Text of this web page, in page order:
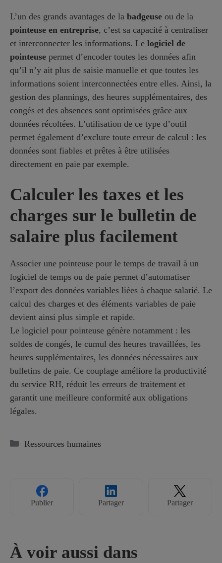
L’un des grands avantages de la badgeuse ou de la
pointeuse en entreprise, c’est sa capacité à centraliser
et interconnecter les informations. Le logiciel de
pointeuse permet d’encoder toutes les données afin
qu’il n’y ait plus de saisie manuelle et que toutes les
informations soient interconnectées entre elles. Ainsi, la
gestion des plannings, des heures supplémentaires, des
congés et des absences sont optimisées grâce aux
données récoltées. L’utilisation de ce type d’outil
permet également d’exclure toute erreur de calcul : les
données sont fiables et prêtes à être utilisées
directement en paie par exemple.
Calculer les taxes et les
charges sur le bulletin de
salaire plus facilement
Associer une pointeuse pour le temps de travail à un
logiciel de temps ou de paie permet d’automatiser
l’export des données variables liées à chaque salarié. Le
calcul des charges et des éléments variables de paie
devient ainsi plus simple et rapide.
Le logiciel pour pointeuse génère notamment : les
soldes de congés, le cumul des heures travaillées, les
heures supplémentaires, les données nécessaires aux
bulletins de paie. Ce couplage améliore la productivité
du service RH, réduit les erreurs de traitement et
garantit une meilleure conformité aux obligations
légales.
Catégories
Ressources humaines
Publier Partager Partager
À voir aussi dans